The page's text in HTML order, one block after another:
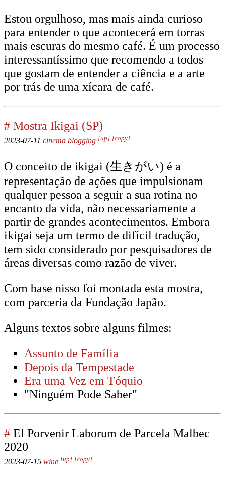
Estou orgulhoso, mas mais ainda curioso
para entender o que acontecerá em torras
mais escuras do mesmo café. É um processo
interessantíssimo que recomendo a todos
que gostam de entender a ciência e a arte
por trás de uma xícara de café.
# Mostra Ikigai (SP)
2023-07-11 cinema blogging [up] [copy]
O conceito de ikigai (生きがい) é a
representação de ações que impulsionam
qualquer pessoa a seguir a sua rotina no
encanto da vida, não necessariamente a
partir de grandes acontecimentos. Embora
ikigai seja um termo de difícil tradução,
tem sido considerado por pesquisadores de
áreas diversas como razão de viver.
Com base nisso foi montada esta mostra,
com parceria da Fundação Japão.
Alguns textos sobre alguns filmes:
Assunto de Família
Depois da Tempestade
Era uma Vez em Tóquio
"Ninguém Pode Saber"
# El Porvenir Laborum de Parcela Malbec
2020
2023-07-15 wine [up] [copy]